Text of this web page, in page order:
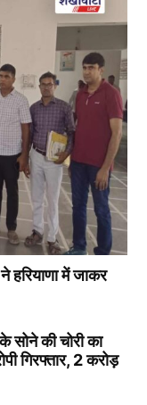
हरियाणा में जाकर
की चोरी का
गिरफ्तार, 2 करोड़